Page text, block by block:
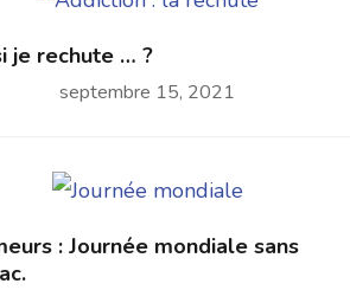
je rechute … ?
septembre 15, 2021
: Journée mondiale sans